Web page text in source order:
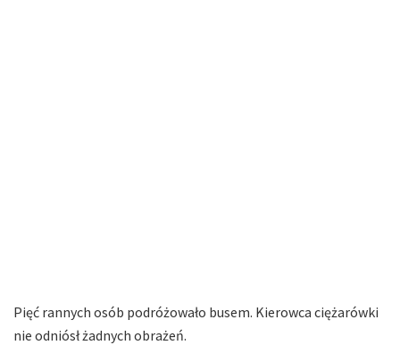
Pięć rannych osób podróżowało busem. Kierowca ciężarówki
nie odniósł żadnych obrażeń.